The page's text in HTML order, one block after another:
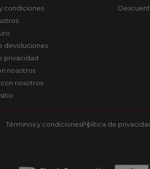
condiciones
devoluciones
privacidad
nosotros
nosotros
Términos y condicionesPolítica de